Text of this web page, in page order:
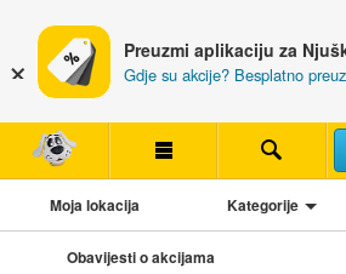
Preuzmi aplikaciju za
Gdje su akcije? Besplatno
Moja lokacija Kategorije
Obavijesti o akcijama